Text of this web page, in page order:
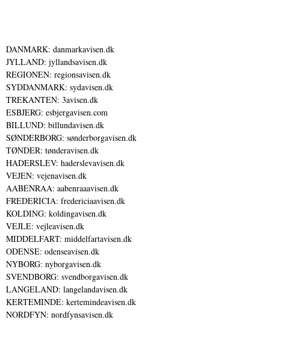
DANMARK: danmarkavisen.dk
JYLLAND: jyllandsavisen.dk
REGIONEN: regionsavisen.dk
SYDDANMARK: sydavisen.dk
TREKANTEN: 3avisen.dk
ESBJERG: esbjergavisen.com
BILLUND: billundavisen.dk
SØNDERBORG: sønderborgavisen.dk
TØNDER: tønderavisen.dk
HADERSLEV: haderslevavisen.dk
VEJEN: vejenavisen.dk
AABENRAA: aabenraaavisen.dk
FREDERICIA: fredericiaavisen.dk
KOLDING: koldingavisen.dk
VEJLE: vejleavisen.dk
MIDDELFART: middelfartavisen.dk
ODENSE: odenseavisen.dk
NYBORG: nyborgavisen.dk
SVENDBORG: svendborgavisen.dk
LANGELAND: langelandavisen.dk
KERTEMINDE: kertemindeavisen.dk
NORDFYN: nordfynsavisen.dk